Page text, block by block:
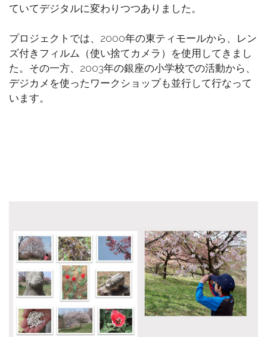
ていてデジタルに変わりつつありました。
プロジェクトでは、2000年の東ティモールから、レン
ズ付きフィルム（使い捨てカメラ）を使用してきまし
た。その一方、2003年の銀座の小学校での活動から、
デジカメを使ったワークショップも並行して行なって
います。